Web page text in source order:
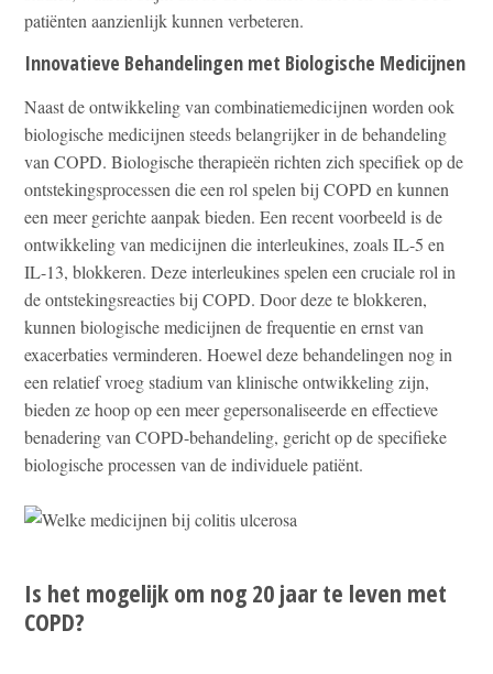
patiënten aanzienlijk kunnen verbeteren.
Innovatieve Behandelingen met Biologische Medicijnen
Naast de ontwikkeling van combinatiemedicijnen worden ook
biologische medicijnen steeds belangrijker in de behandeling
van COPD. Biologische therapieën richten zich specifiek op de
ontstekingsprocessen die een rol spelen bij COPD en kunnen
een meer gerichte aanpak bieden. Een recent voorbeeld is de
ontwikkeling van medicijnen die interleukines, zoals IL-5 en
IL-13, blokkeren. Deze interleukines spelen een cruciale rol in
de ontstekingsreacties bij COPD. Door deze te blokkeren,
kunnen biologische medicijnen de frequentie en ernst van
exacerbaties verminderen. Hoewel deze behandelingen nog in
een relatief vroeg stadium van klinische ontwikkeling zijn,
bieden ze hoop op een meer gepersonaliseerde en effectieve
benadering van COPD-behandeling, gericht op de specifieke
biologische processen van de individuele patiënt.
Is het mogelijk om nog 20 jaar te leven met
COPD?